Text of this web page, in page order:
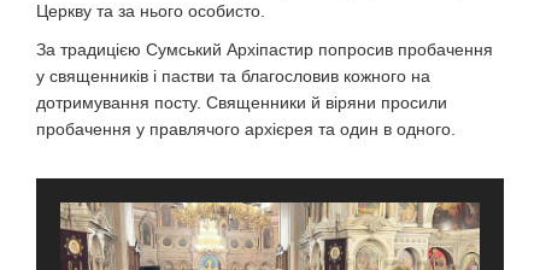
Церкву та за нього особисто.
За традицією Сумський Архіпастир попросив пробачення
у священників і пастви та благословив кожного на
дотримування посту. Священники й віряни просили
пробачення у правлячого архієрея та один в одного.